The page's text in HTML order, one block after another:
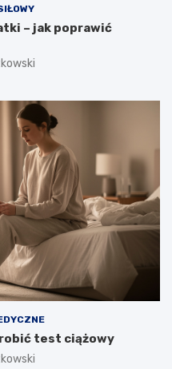
– jak poprawić
test ciążowy